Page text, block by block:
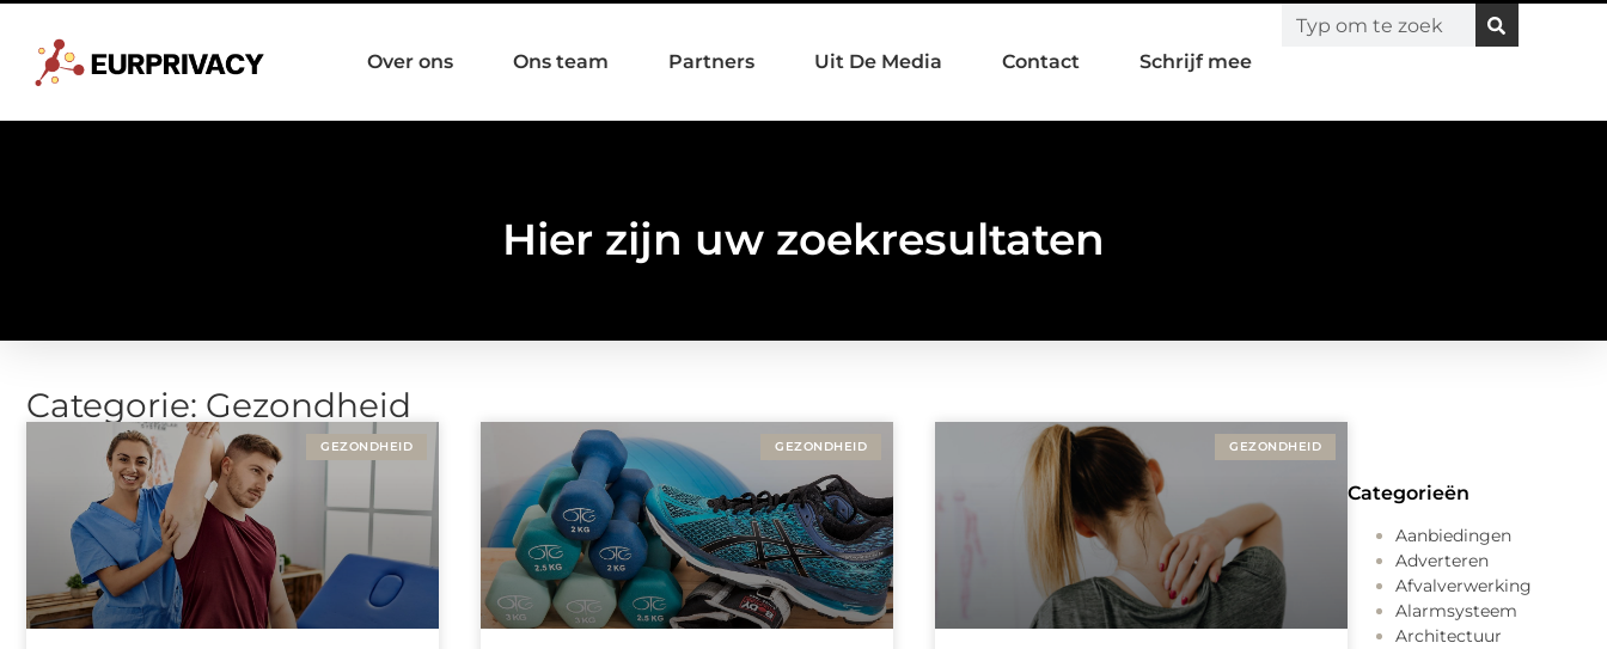
Over ons Ons team Partners Uit De Media Contact Schrijf mee
Hier zijn uw zoekresultaten
Categorie: Gezondheid
GEZONDHEID GEZONDHEID GEZONDHEID
Categorieën
Aanbiedingen
Adverteren
Afvalverwerking
Alarmsysteem
Architectuur